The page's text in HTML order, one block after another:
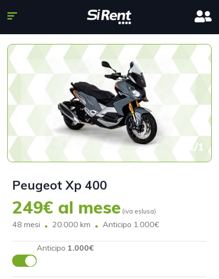
Peugeot Xp 400
249€ al mese (iva eslusa)
48 mesi 20.000 km Anticipo 1.000€
Anticipo 1.000€
1/1